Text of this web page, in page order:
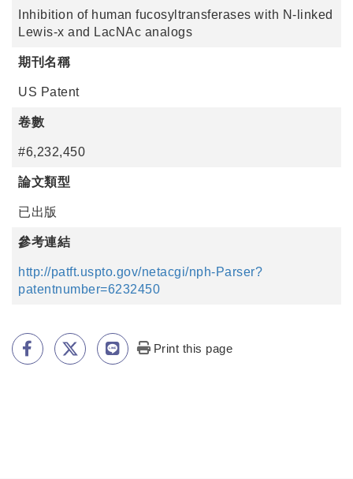
Inhibition of human fucosyltransferases with N-linked
Lewis-x and LacNAc analogs
期刊名稱
US Patent
卷數
#6,232,450
論文類型
已出版
參考連結
http://patft.uspto.gov/netacgi/nph-Parser?
patentnumber=6232450
Print this page